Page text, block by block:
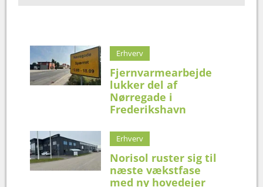
Erhverv
Fjernvarmearbejde
lukker del af
Nørregade i
Frederikshavn
Erhverv
Norisol ruster sig til
næste vækstfase
med ny hovedejer